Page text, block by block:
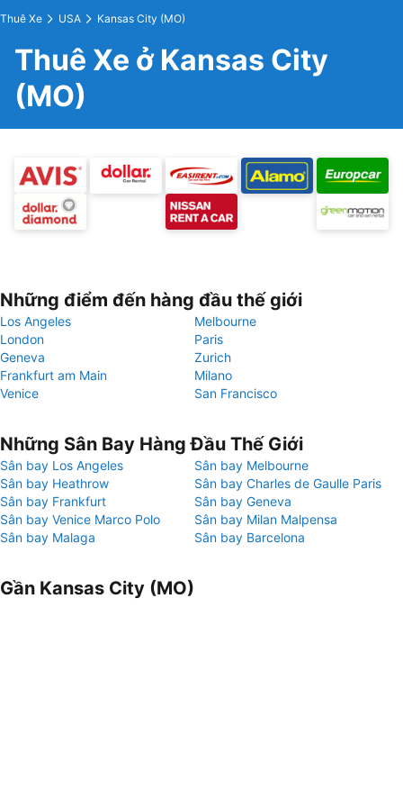
Thuê Xe USA Kansas City (MO)
Thuê Xe ở Kansas City
(MO)
Những điểm đến hàng đầu thế giới
Los Angeles
Melbourne
London
Paris
Geneva
Zurich
Frankfurt am Main
Milano
Venice
San Francisco
Những Sân Bay Hàng Đầu Thế Giới
Sân bay Los Angeles
Sân bay Melbourne
Sân bay Heathrow
Sân bay Charles de Gaulle Paris
Sân bay Frankfurt
Sân bay Geneva
Sân bay Venice Marco Polo
Sân bay Milan Malpensa
Sân bay Malaga
Sân bay Barcelona
Gần Kansas City (MO)